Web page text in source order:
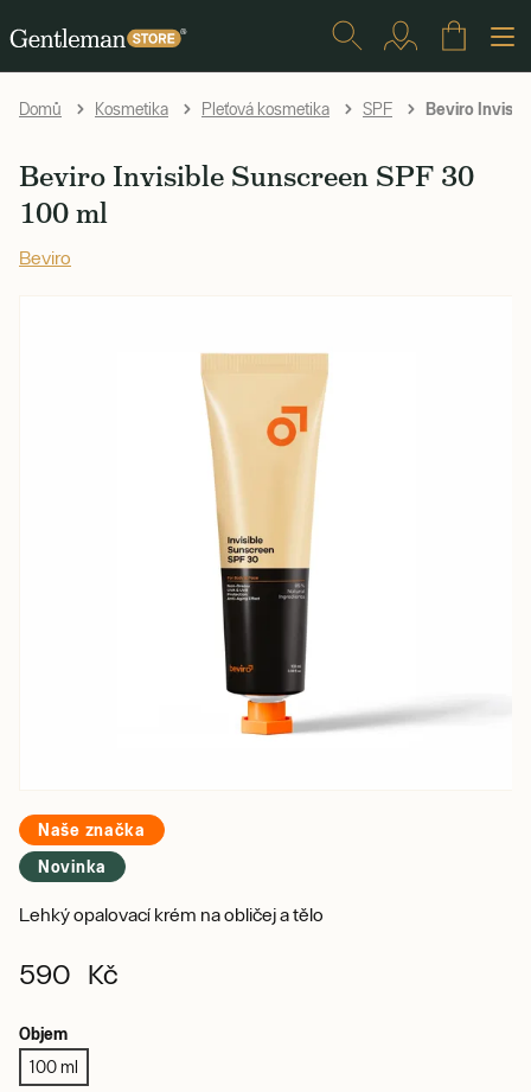
Domů Kosmetika Pleťová kosmetika SPF Beviro
Beviro Invisible Sunscreen SPF 30
100 ml
Beviro
Naše značka
Novinka
Lehký opalovací krém na obličej a tělo
590 Kč
Objem
100 ml